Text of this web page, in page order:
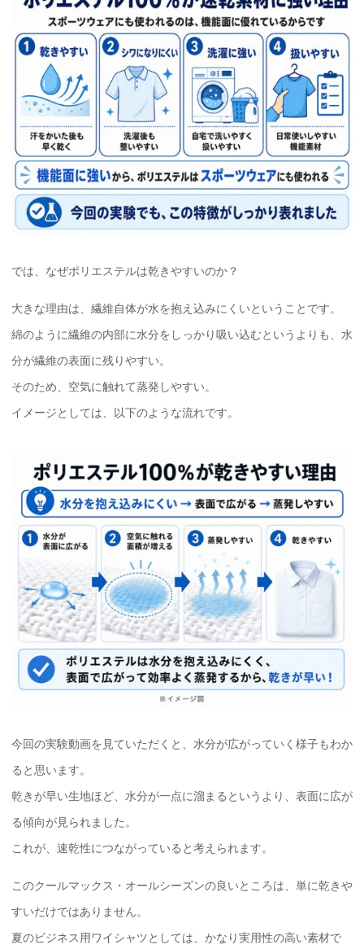
では、なぜポリエステルは乾きやすいのか？
大きな理由は、繊維自体が水を抱え込みにくいということです。
綿のように繊維の内部に水分をしっかり吸い込むというよりも、水
分が繊維の表面に残りやすい。
そのため、空気に触れて蒸発しやすい。
イメージとしては、以下のような流れです。
今回の実験動画を見ていただくと、水分が広がっていく様子もわか
ると思います。
乾きが早い生地ほど、水分が一点に溜まるというより、表面に広が
る傾向が見られました。
これが、速乾性につながっていると考えられます。
このクールマックス・オールシーズンの良いところは、単に乾きや
すいだけではありません。
夏のビジネス用ワイシャツとしては、かなり実用性の高い素材で